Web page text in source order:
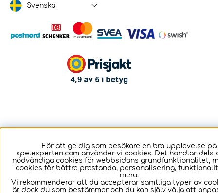
Svenska
För att ge dig som besökare en bra upplevelse på
spelexperten.com använder vi cookies. Det handlar dels
nödvändiga cookies för webbsidans grundfunktionalitet,
cookies för bättre prestanda, personalisering,
mera.
Vi rekommenderar att du accepterar samtliga typer av
är dock du som bestämmer och du kan själv välja att